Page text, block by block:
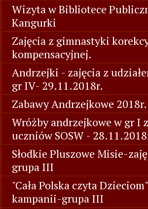
Wizyta w Bibliotece
Kangurki
Zajęcia z gimnastyki
kompensacyjnej.
Andrzejki - zajęcia z
gr IV- 29.11.2018r.
Zabawy Andrzejkowe 2018r.
Wróżby andrzejkowe w gr I
uczniów SOSW -
Słodkie Pluszowe Misie-
grupa III
"Cała Polska czyta
kampanii-grupa III